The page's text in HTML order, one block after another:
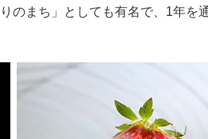
のまち」としても有名で、1年を